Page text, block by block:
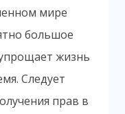
мире
большое
жизнь
Следует
прав в